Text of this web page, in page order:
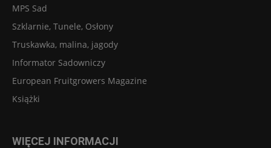
MPS Sad
Szklarnie, Tunele, Osłony
Truskawka, malina, jagody
Informator Sadowniczy
European Fruitgrowers Magazine
Książki
WIĘCEJ INFORMACJI